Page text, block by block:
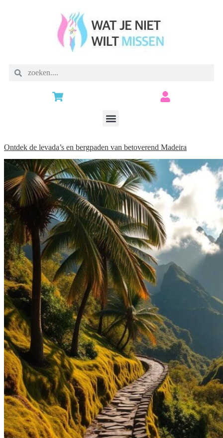
Ontdek de levada’s en bergpaden van betoverend Madeira